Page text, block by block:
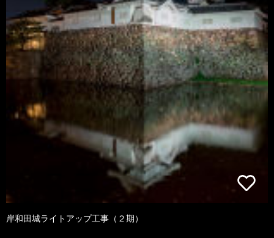
岸和田城ライトアップ工事（２期）